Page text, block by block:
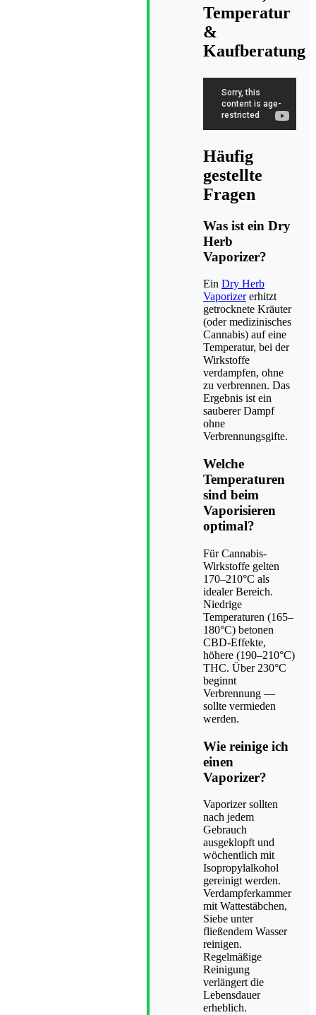
Temperatur
&
Kaufberatung
Häufig
gestellte
Fragen
Was ist ein Dry
Herb
Vaporizer?
Ein Dry Herb
Vaporizererhitzt
getrocknete Kräuter
(oder medizinisches
Cannabis) auf eine
Temperatur, bei der
Wirkstoffe
verdampfen, ohne
zu verbrennen. Das
Ergebnis ist ein
sauberer Dampf
ohne
Verbrennungsgifte.
Welche
Temperaturen
sind beim
Vaporisieren
optimal?
Für Cannabis-
Wirkstoffe gelten
170–210°C als
idealer Bereich.
Niedrige
Temperaturen (165–
180°C) betonen
CBD-Effekte,
höhere (190–210°C)
THC. Über 230°C
beginnt
Verbrennung —
sollte vermieden
werden.
Wie reinige ich
einen
Vaporizer?
Vaporizer sollten
nach jedem
Gebrauch
ausgeklopft und
wöchentlich mit
Isopropylalkohol
gereinigt werden.
Verdampferkammer
mit Wattestäbchen,
Siebe unter
fließendem Wasser
reinigen.
Regelmäßige
Reinigung
verlängert die
Lebensdauer
erheblich.